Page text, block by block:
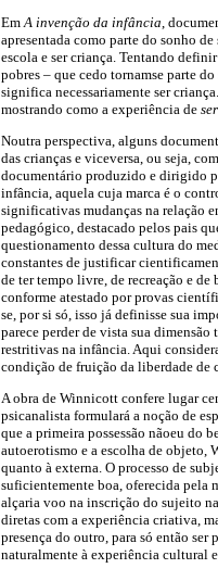
Em A invenção da infância ,
apresentada como parte do sonho
escola e ser criança. Tentando
pobres – que cedo tornam­se parte
significa necessariamente ser
mostrando como a experiência de ser
Noutra perspectiva, alguns
das crianças e vice­versa, ou seja,
documentário produzido e dirigido
infância, aquela cuja marca é o
significativas mudanças na relação
pedagógico, destacado pelos pais
questionamento dessa cultura do
constantes de justificar
de ter tempo livre, de recreação e
conforme atestado por provas
se, por si só, isso já definisse sua
parece perder de vista sua
restritivas na infância. Aqui
condição de fruição da liberdade
A obra de Winnicott confere lugar
psicanalista formulará a noção de
que a primeira possessão não­eu do
autoerotismo e a escolha de objeto,
quanto à externa. O processo de
suficientemente boa, oferecida pela
alçaria voo na inscrição do sujeito
diretas com a experiência criativa,
presença do outro, para só então
naturalmente à experiência cultural